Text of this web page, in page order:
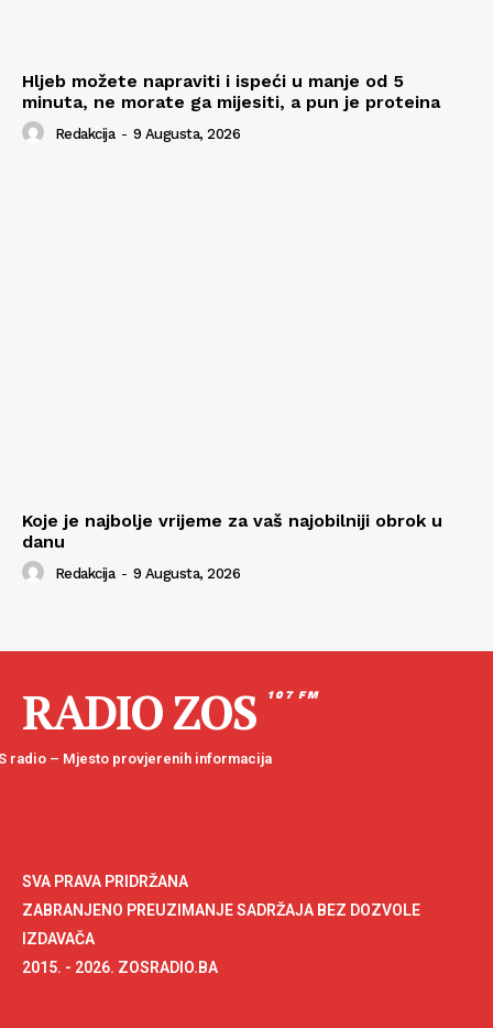
Hljeb možete napraviti i ispeći u manje od 5
minuta, ne morate ga mijesiti, a pun je proteina
Redakcija - 9 Augusta, 2026
Koje je najbolje vrijeme za vaš najobilniji obrok u
danu
Redakcija - 9 Augusta, 2026
RADIO ZOS 107 FM
radio – Mjesto provjerenih informacija
SVA PRAVA PRIDRŽANA
ZABRANJENO PREUZIMANJE SADRŽAJA BEZ DOZVOLE
IZDAVAČA
2015. - 2026. ZOSRADIO.BA